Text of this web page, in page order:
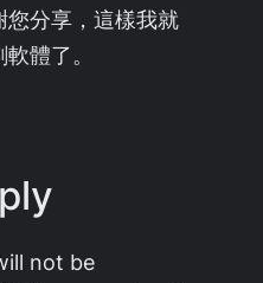
您分享，這樣我就
體了。
not be